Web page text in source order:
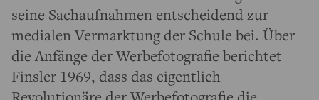
seine Sachaufnahmen entscheidend zur
medialen Vermarktung der Schule bei. Über
die Anfänge der Werbefotografie berichtet
Finsler 1969, dass das eigentlich